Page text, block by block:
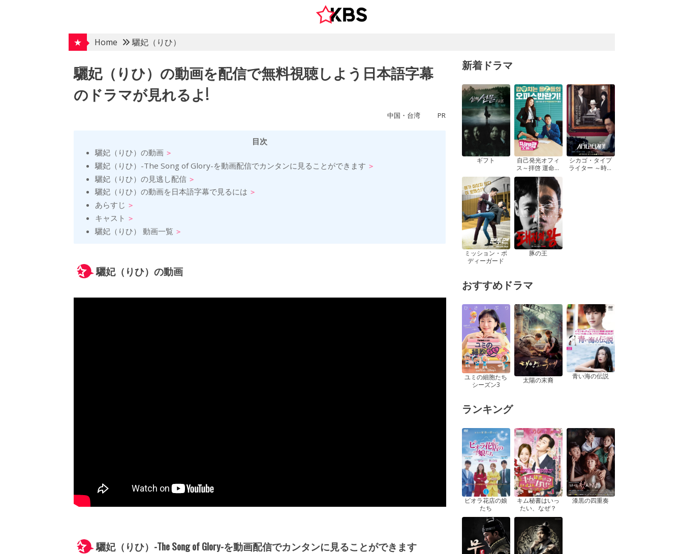
★
Home 驪妃（りひ）
驪妃（りひ）の動画を配信で無料視聴しよう日本語字幕
のドラマが見れるよ!
中国・台湾 PR
目次
驪妃（りひ）の動画
驪妃（りひ）-The Song of Glory-を動画配信でカンタンに見ることができます
驪妃（りひ）の見逃し配信
驪妃（りひ）の動画を日本語字幕で見るには
あらすじ
キャスト
驪妃（りひ） 動画一覧
驪妃（りひ）の動画
驪妃（りひ）-The Song of Glory-を動画配信でカンタンに見ることができます
新着ドラマ
ギフト
自己発光オフィ
ス～拝啓 運命の
女神さま! ～
シカゴ・タイプ
ライター ～時を
ミッション・ボ
ディーガード
豚の王
おすすめドラマ
ユミの細胞たち
シーズン3
太陽の末裔 青い海の伝説
ランキング
ピオラ花店の娘
たち
キム秘書はいっ
たい、なぜ？
漆黒の四重奏